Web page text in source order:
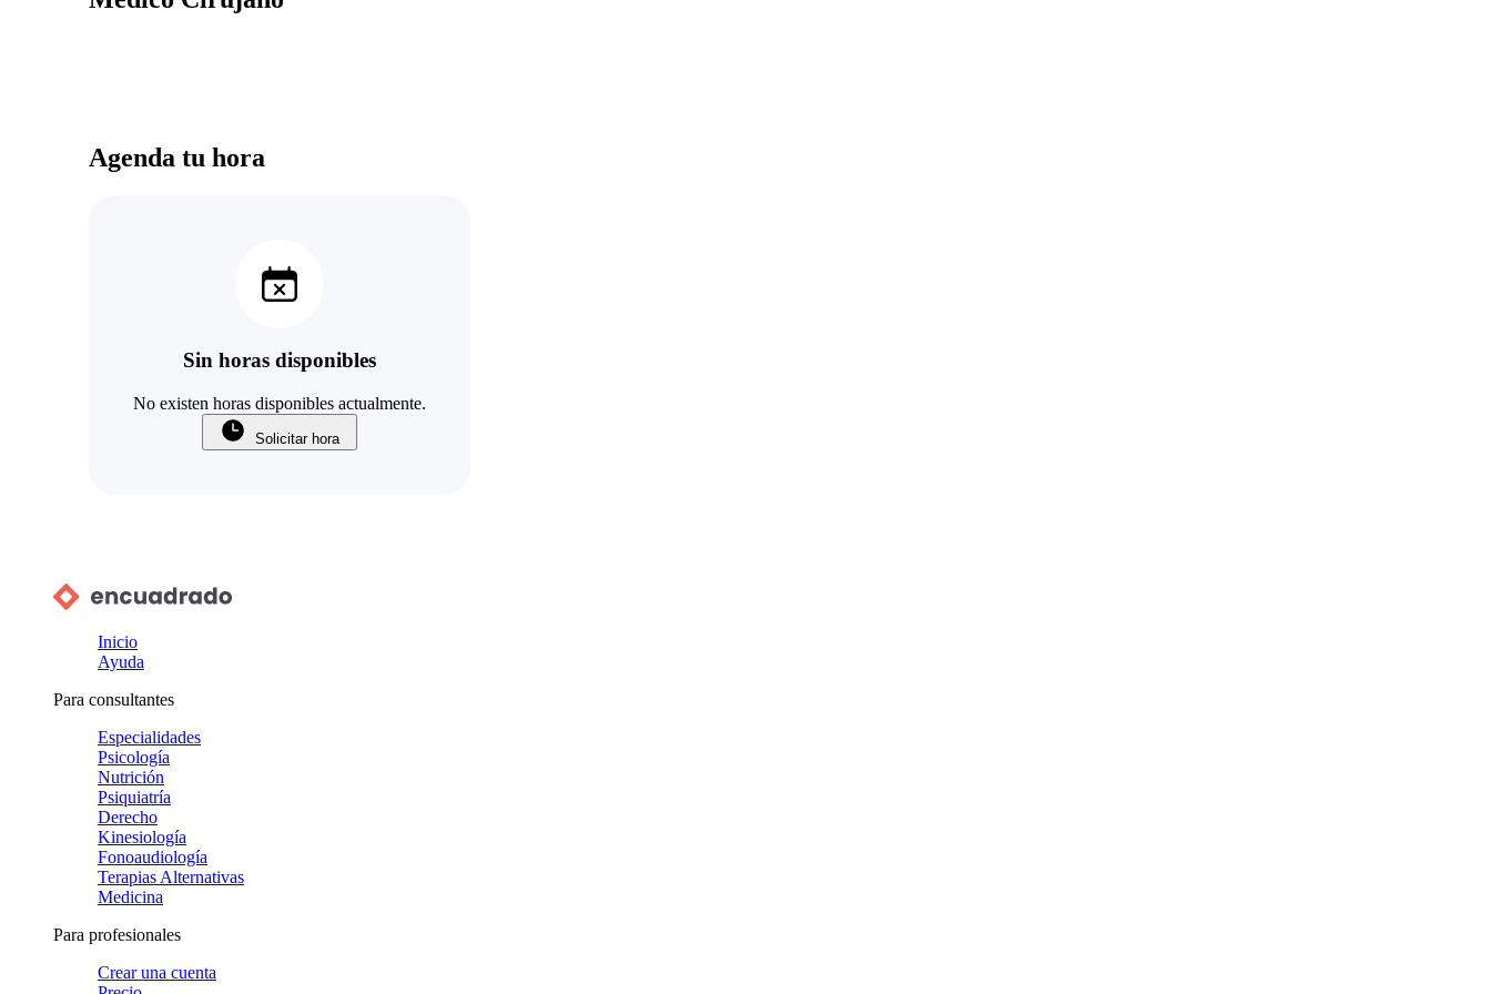
Agenda tu hora
Sin horas disponibles
No existen horas disponibles actualmente.
Solicitar hora
Inicio
Ayuda
Para consultantes
Especialidades
Psicología
Nutrición
Psiquiatría
Derecho
Kinesiología
Fonoaudiología
Terapias Alternativas
Medicina
Para profesionales
Crear una cuenta